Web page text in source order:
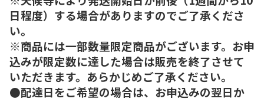
日程度）する場合がありますのでご了承くださ
い。
※商品には一部数量限定商品がございます。お申
込みが限定数に達した場合は販売を終了させて
いただきます。あらかじめご了承ください。
●配達日をご希望の場合は、お申込みの翌日か